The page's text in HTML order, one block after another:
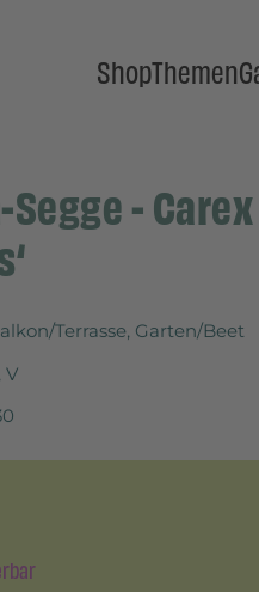
ShopThemen
-
Terrasse, Garten/Beet
V